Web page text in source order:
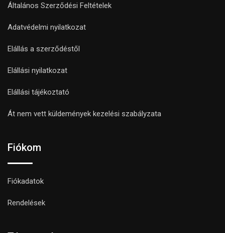
Általános Szerződési Feltételek
Adatvédelmi nyilatkozat
Elállás a szerződéstől
Elállási nyilatkozat
Elállási tájékoztató
Át nem vett küldemények kezelési szabályzata
Fiókom
Fiókadatok
Rendelések